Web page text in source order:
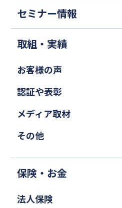
セミナー情報
取組・実績
お客様の声
認証や表彰
メディア取材
その他
保険・お金
法人保険